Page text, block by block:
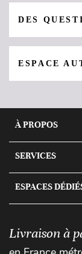
DES
ESPACE
À PROPOS
SERVICES
ESPACES
Livraison à